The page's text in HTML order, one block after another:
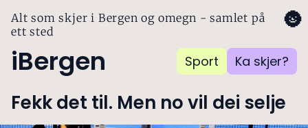
Alt som skjer i Bergen og omegn - samlet på
ett sted
iBergen Sport Ka skjer?
🌚
Fekk det til. Men no vil dei selje